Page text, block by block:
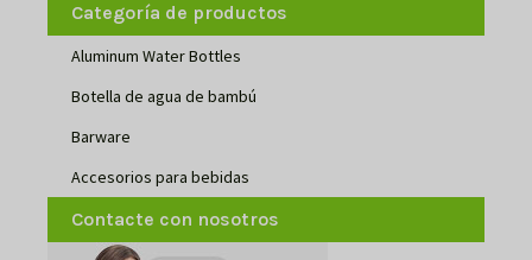
Categoría de productos
Aluminum Water Bottles
Botella de agua de bambú
Barware
Accesorios para bebidas
Contacte con nosotros